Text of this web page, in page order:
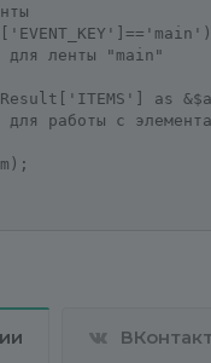
ленты "main"
as
с